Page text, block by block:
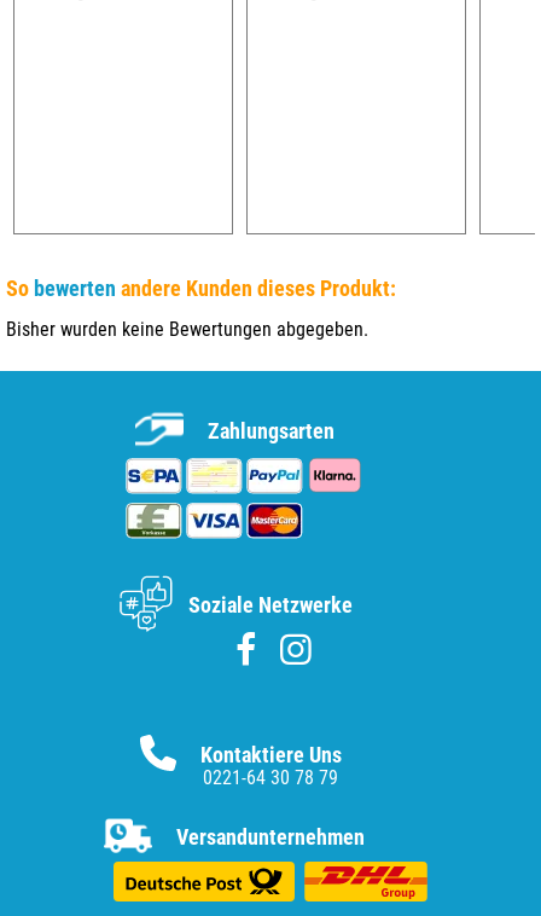
So bewerten andere Kunden dieses Produkt:
Bisher wurden keine Bewertungen abgegeben.
Kontaktiere Uns
0221-64 30 78 79
Versandunternehmen
Zahlungsarten
Soziale Netzwerke